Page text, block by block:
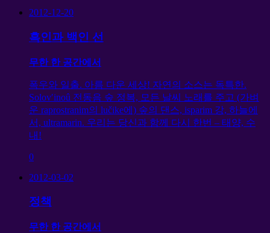
2012-12-20
흑인과 백인 선
무한 한 공간에서
폭우와 일출. 아름 다운 세상! 자연의 소스는 독특한.
Solov′inoû 전동음 숲 정복, 모든 날씨 노래를 주고 (가벼
운 raprostranim의 lučike에) 숲의 댄스, isparim 강, 하늘에
서, ultramarin. 우리는 당신과 함께 다시 한번 – 태양, 수
내!
0
2012-03-02
정책
무한 한 공간에서